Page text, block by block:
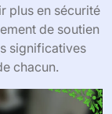
plus en sécurité
de soutien
significatives
chacun.